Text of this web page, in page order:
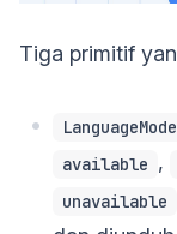
Tiga primitif
available ,
unavailable